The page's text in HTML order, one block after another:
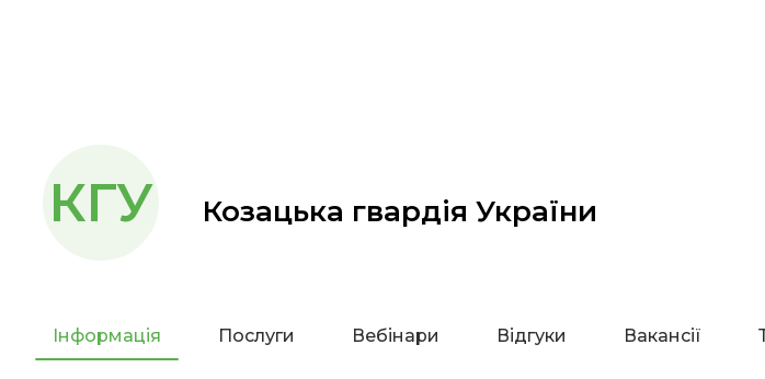
КГУ Козацька гвардія України
Інформація Послуги Вебінари Відгуки Вакансії